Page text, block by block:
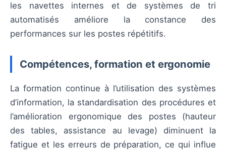
les navettes internes et de systèmes de tri
automatisés améliore la constance des
performances sur les postes répétitifs.
Compétences, formation et ergonomie
La formation continue à l’utilisation des systèmes
d’information, la standardisation des procédures et
l’amélioration ergonomique des postes (hauteur
des tables, assistance au levage) diminuent la
fatigue et les erreurs de préparation, ce qui influe